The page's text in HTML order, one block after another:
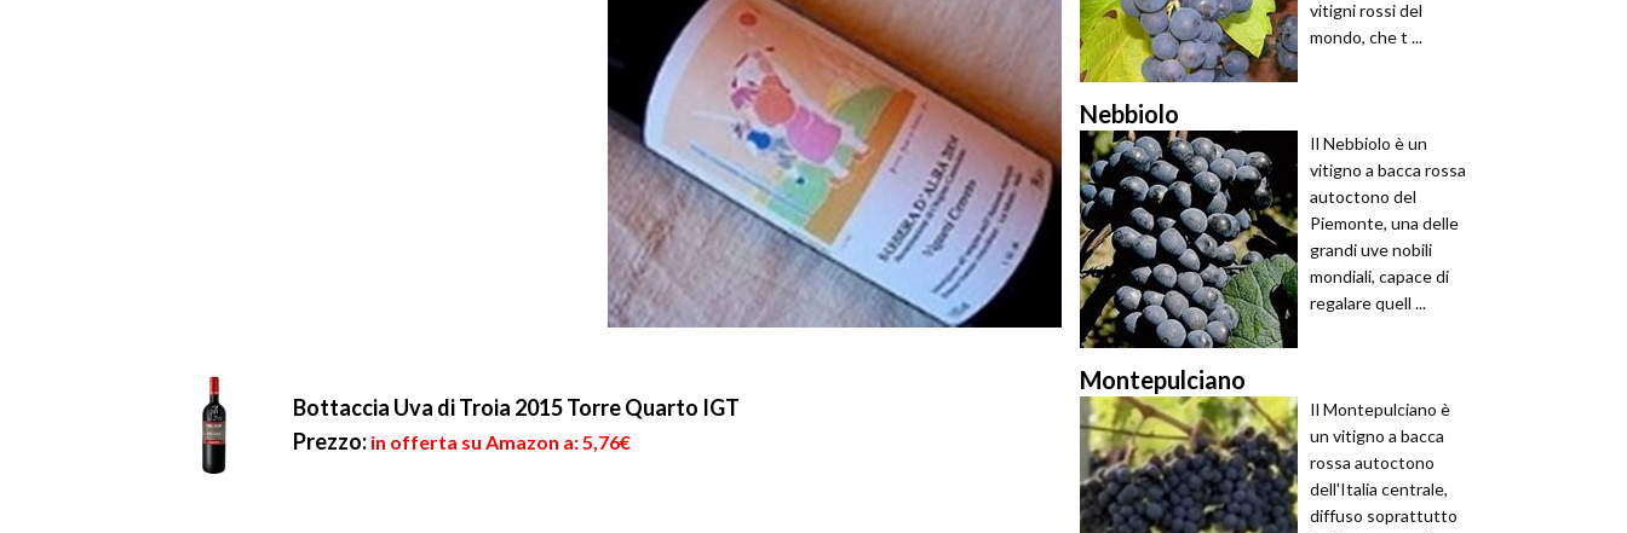
Bottaccia Uva di Troia 2015 Torre Quarto IGT
Prezzo: in offerta su Amazon a: 5,76€
vitigni rossi del
mondo, che t ...
Nebbiolo
Il Nebbiolo è un
vitigno a bacca rossa
autoctono del
Piemonte, una delle
grandi uve nobili
mondiali, capace di
regalare quell ...
Montepulciano
Il Montepulciano è
un vitigno a bacca
rossa autoctono
dell'Italia centrale,
diffuso soprattutto